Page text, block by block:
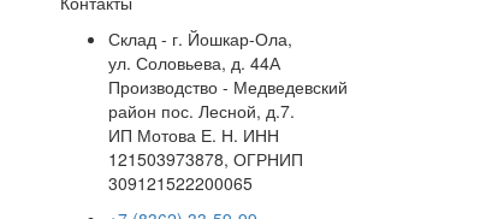
Склад - г. Йошкар-Ола,
ул. Соловьева, д. 44А
Производство - Медведевский
район пос. Лесной, д.7.
ИП Мотова Е. Н. ИНН
121503973878, ОГРНИП
309121522200065